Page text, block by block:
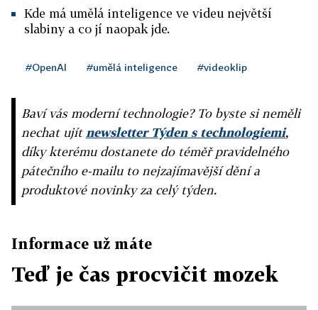
Kde má umělá inteligence ve videu největší
slabiny a co jí naopak jde.
#OpenAI #umělá inteligence #videoklip
Baví vás moderní technologie? To byste si neměli
nechat ujít newsletter Týden s technologiemi,
díky kterému dostanete do téměř pravidelného
pátečního e-mailu to nejzajímavější dění a
produktové novinky za celý týden.
Informace už máte
Teď je čas procvičit mozek